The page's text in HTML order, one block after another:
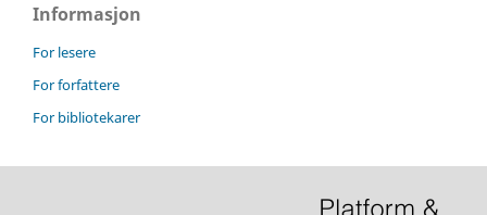
Informasjon
For lesere
For forfattere
For bibliotekarer